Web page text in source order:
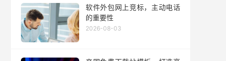
软件外包网上竞标，主动电话
的重要性
2026-08-03